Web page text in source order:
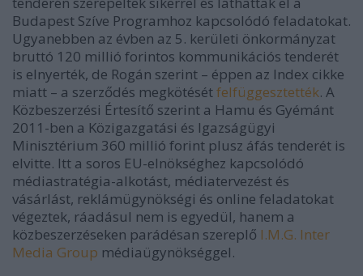
Budapest Szíve Programhoz kapcsolódó feladatokat.
Ugyanebben az évben az 5. kerületi önkormányzat
bruttó 120 millió forintos kommunikációs tenderét
is elnyerték, de Rogán szerint – éppen az Index cikke
miatt – a szerződés megkötésétfelfüggesztették. A
Közbeszerzési Értesítő szerint a Hamu és Gyémánt
2011-ben a Közigazgatási és Igazságügyi
Minisztérium 360 millió forint plusz áfás tenderét is
elvitte. Itt a soros EU-elnökséghez kapcsolódó
médiastratégia-alkotást, médiatervezést és
vásárlást, reklámügynökségi és online feladatokat
végeztek, ráadásul nem is egyedül, hanem a
közbeszerzéseken parádésan szereplő I.M.G. Inter
Media Group médiaügynökséggel.